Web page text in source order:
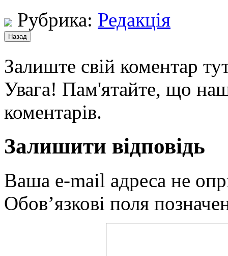
Рубрика: Редакція
Залиште свій коментар
Увага! Пам'ятайте, що
коментарів.
Залишити відповідь
Ваша e-mail адреса не
Обов’язкові поля